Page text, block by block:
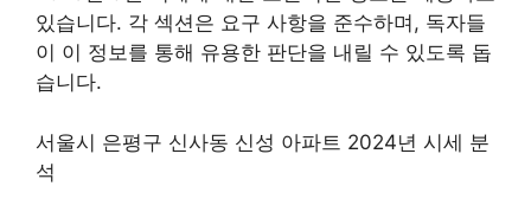
있습니다. 각 섹션은 요구 사항을 준수하며, 독자들
이 이 정보를 통해 유용한 판단을 내릴 수 있도록 돕
습니다.
서울시 은평구 신사동 신성 아파트 2024년 시세 분
석